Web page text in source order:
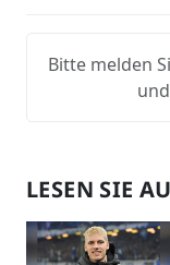
Bitte melden
LESEN SIE